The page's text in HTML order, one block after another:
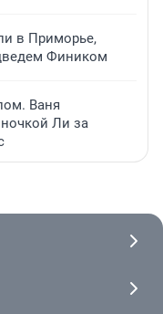
в Приморье,
Фиником
Ваня
Ли за